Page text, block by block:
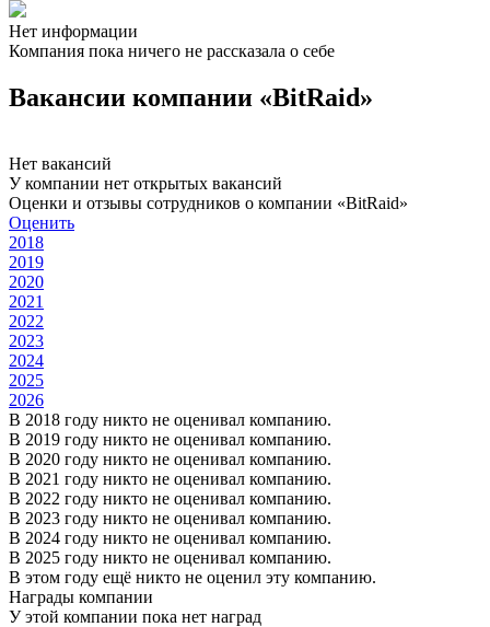
Нет информации
Компания пока ничего не рассказала о себе
Вакансии компании «BitRaid»
Нет вакансий
У компании нет открытых вакансий
Оценки и отзывы сотрудников о компании «BitRaid»
Оценить
2018
2019
2020
2021
2022
2023
2024
2025
2026
В 2018 году никто не оценивал компанию.
В 2019 году никто не оценивал компанию.
В 2020 году никто не оценивал компанию.
В 2021 году никто не оценивал компанию.
В 2022 году никто не оценивал компанию.
В 2023 году никто не оценивал компанию.
В 2024 году никто не оценивал компанию.
В 2025 году никто не оценивал компанию.
В этом году ещё никто не оценил эту компанию.
Награды компании
У этой компании пока нет наград